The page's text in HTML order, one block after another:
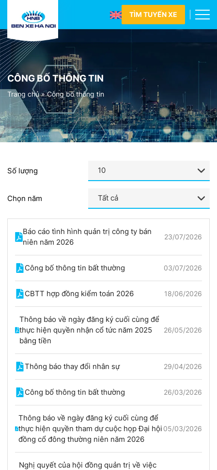
TÌM TUYẾN XE
CÔNG BỐ THÔNG TIN
Trang chủ » Công bố thông tin
Số lượng
Chọn năm
Báo cáo tình hình quản trị công ty bán
niên năm 2026
23/07/2026
Công bố thông tin bất thường 03/07/2026
CBTT hợp đồng kiểm toán 2026 18/06/2026
Thông báo về ngày đăng ký cuối cùng để
thực hiện quyền nhận cổ tức năm 2025
bằng tiền
26/05/2026
Thông báo thay đổi nhân sự 29/04/2026
Công bố thông tin bất thường 26/03/2026
Thông báo về ngày đăng ký cuối cùng để
thực hiện quyền tham dự cuộc họp Đại hội
đồng cổ đông thường niên năm 2026
05/03/2026
Nghị quyết của hội đồng quản trị về việc